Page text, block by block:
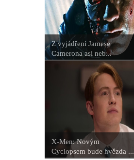
Z vyjádření Jamese
Camerona asi neb...
X-Men: Novým
Cyclopsem bude hvězda ...